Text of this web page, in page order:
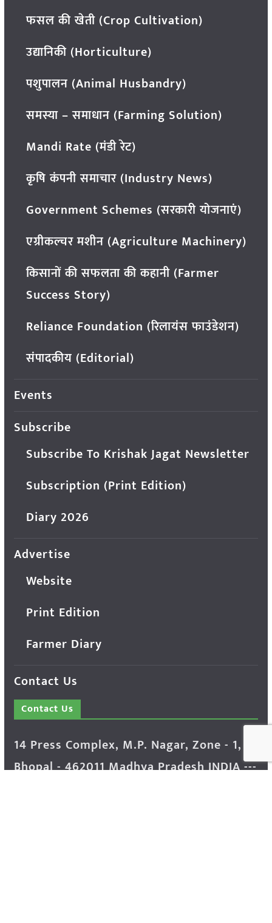
फसल की खेती (Crop Cultivation)
उद्यानिकी (Horticulture)
पशुपालन (Animal Husbandry)
समस्या – समाधान (Farming Solution)
Mandi Rate (मंडी रेट)
कृषि कंपनी समाचार (Industry News)
Government Schemes (सरकारी योजनाएं)
एग्रीकल्चर मशीन (Agriculture Machinery)
किसानों की सफलता की कहानी (Farmer
Success Story)
Reliance Foundation (रिलायंस फाउंडेशन)
संपादकीय (Editorial)
Events
Subscribe
Subscribe To Krishak Jagat Newsletter
Subscription (Print Edition)
Diary 2026
Advertise
Website
Print Edition
Farmer Diary
Contact Us
Contact Us
14 Press Complex, M.P. Nagar, Zone - 1,
Bhopal - 462011 Madhya Pradesh INDIA ---